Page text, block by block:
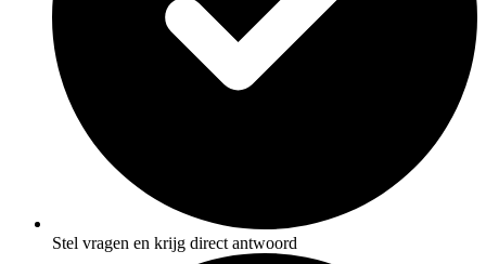
Stel vragen en krijg direct antwoord